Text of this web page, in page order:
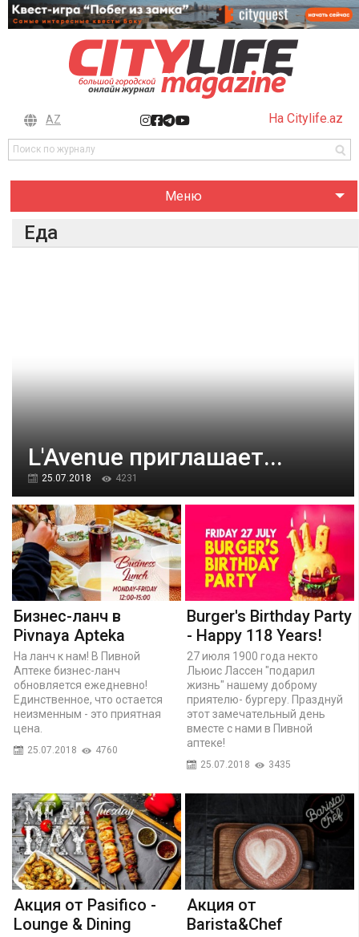
AZ На Citylife.az
Меню
Еда
L'Avenue приглашает...
25.07.2018 4231
Бизнес-ланч в
Pivnaya Apteka
На ланч к нам! В Пивной
Аптеке бизнес-ланч
обновляется ежедневно!
Единственное, что остается
неизменным - это приятная
цена.
25.07.2018 4760
Burger's Birthday Party
- Happy 118 Years!
27 июля 1900 года некто
Льюис Лассен "подарил
жизнь" нашему доброму
приятелю- бургеру. Празднуй
этот замечательный день
вместе с нами в Пивной
аптеке!
25.07.2018 3435
Акция от Pasifico -
Lounge & Dining
Акция от
Barista&Chef